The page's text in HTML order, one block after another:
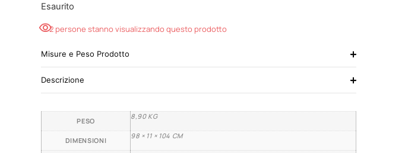
Esaurito
2 persone stanno visualizzando questo prodotto
Misure e Peso Prodotto
Descrizione
PESO
8,90 KG
DIMENSIONI
98 × 11 × 104 CM